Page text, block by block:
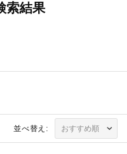
索結果
並べ替え: